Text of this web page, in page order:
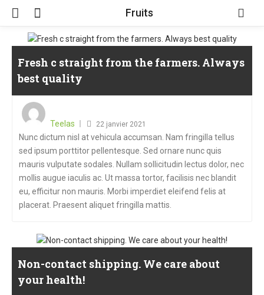
Fruits
Fresh c straight from the farmers. Always
best quality
Teelas 22 janvier 2021
Nunc dictum nisl at vehicula accumsan. Nam fringilla tellus
sed ipsum porttitor pellentesque. Sed ornare nunc quis
mauris vulputate sodales. Nullam sollicitudin lectus dolor, nec
mollis augue iaculis ac. Ut massa tortor, facilisis nec blandit
eu, efficitur non mauris. Morbi imperdiet eleifend felis at
placerat. Praesent aliquet fringilla mattis.
Non-contact shipping. We care about
your health!